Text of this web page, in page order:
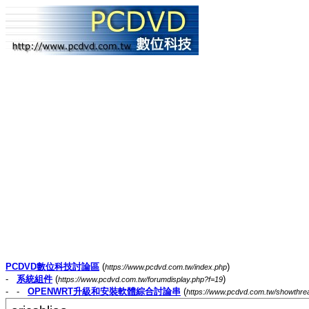
PCDVD數位科技討論區 (https://www.pcdvd.com.tw/index.php)
- 系統組件 (https://www.pcdvd.com.tw/forumdisplay.php?f=19)
- - OPENWRT升級和安裝軟體綜合討論串 (https://www.pcdvd.com.tw/